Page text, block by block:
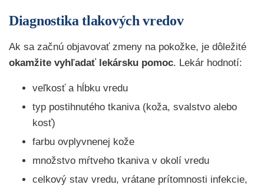
Diagnostika tlakových vredov
Ak sa začnú objavovať zmeny na pokožke, je dôležité
okamžite vyhľadať lekársku pomoc. Lekár hodnotí:
veľkosť a hĺbku vredu
typ postihnutého tkaniva (koža, svalstvo alebo
kosť)
farbu ovplyvnenej kože
množstvo mŕtveho tkaniva v okolí vredu
celkový stav vredu, vrátane prítomnosti infekcie,